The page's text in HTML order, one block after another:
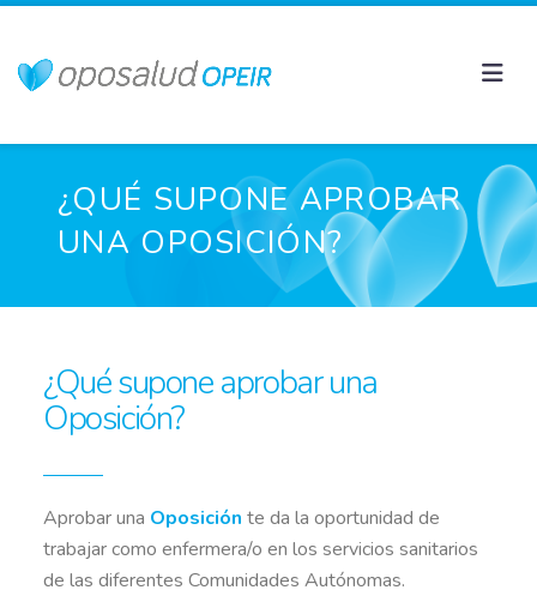
¿QUÉ SUPONE APROBAR
UNA OPOSICIÓN?
¿Qué supone aprobar una
Oposición?
Aprobar una Oposición te da la oportunidad de
trabajar como enfermera/o en los servicios sanitarios
de las diferentes Comunidades Autónomas.